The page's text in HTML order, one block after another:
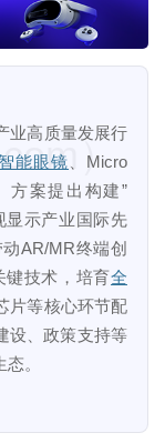
业高质量发展行
智能眼镜 、Micro
方案提出构建”
显示产业国际先
动AR/MR终端创
键技术，培育全
片等核心环节配
设、政策支持等
。
）